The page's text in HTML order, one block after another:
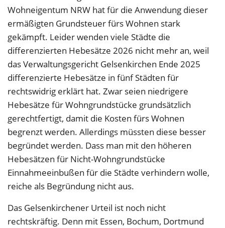
Wohneigentum NRW hat für die Anwendung dieser
ermäßigten Grundsteuer fürs Wohnen stark
gekämpft. Leider wenden viele Städte die
differenzierten Hebesätze 2026 nicht mehr an, weil
das Verwaltungsgericht Gelsenkirchen Ende 2025
differenzierte Hebesätze in fünf Städten für
rechtswidrig erklärt hat. Zwar seien niedrigere
Hebesätze für Wohngrundstücke grundsätzlich
gerechtfertigt, damit die Kosten fürs Wohnen
begrenzt werden. Allerdings müssten diese besser
begründet werden. Dass man mit den höheren
Hebesätzen für Nicht-Wohngrundstücke
Einnahmeeinbußen für die Städte verhindern wolle,
reiche als Begründung nicht aus.
Das Gelsenkirchener Urteil ist noch nicht
rechtskräftig. Denn mit Essen, Bochum, Dortmund